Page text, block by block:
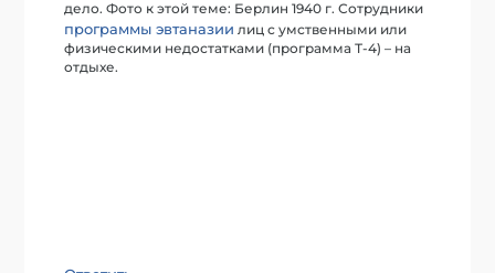
дело. Фото к этой теме: Берлин 1940 г. Сотрудники
программы эвтаназии лиц с умственными или
физическими недостатками (программа Т-4) – на
отдыхе.